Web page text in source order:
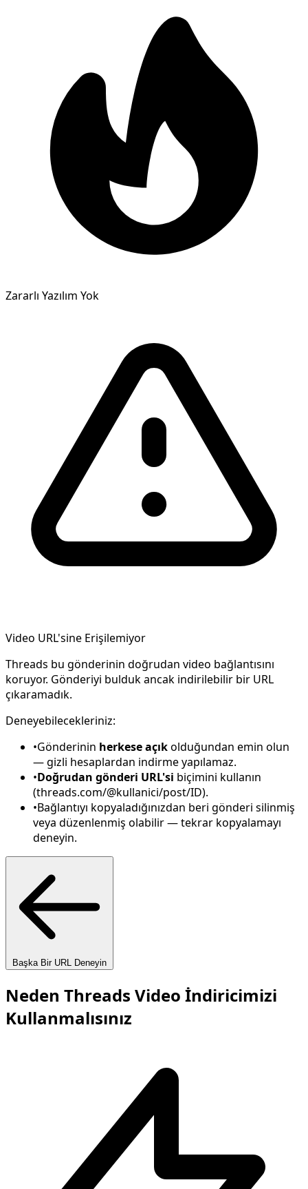
Zararlı Yazılım Yok
Video URL'sine Erişilemiyor
Threads bu gönderinin doğrudan video bağlantısını
koruyor. Gönderiyi bulduk ancak indirilebilir bir URL
çıkaramadık.
Deneyebilecekleriniz:
•Gönderinin herkese açıkolduğundan emin olun
— gizli hesaplardan indirme yapılamaz.
•Doğrudan gönderi URL'si biçimini kullanın
(threads.com/@kullanici/post/ID).
•Bağlantıyı kopyaladığınızdan beri gönderi silinmiş
veya düzenlenmiş olabilir — tekrar kopyalamayı
deneyin.
Başka Bir URL Deneyin
Neden Threads Video İndiricimizi
Kullanmalısınız